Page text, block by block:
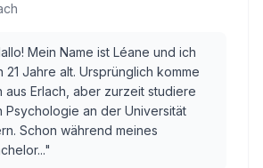
Mein Name ist Léane und ich
21 Jahre alt. Ursprünglich komme
aus Erlach, aber zurzeit studiere
Psychologie an der Universität
Schon während meines
"